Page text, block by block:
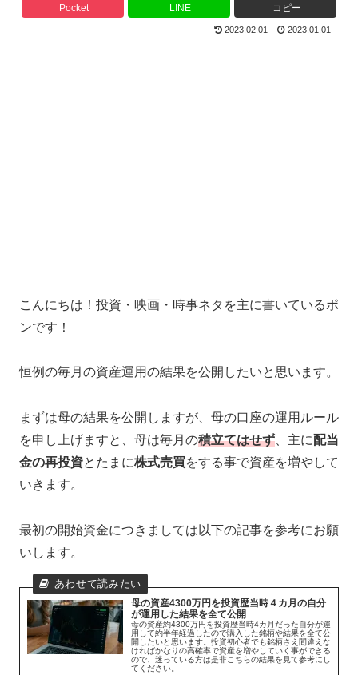
Pocket LINE コピー
2023.02.01 2023.01.01
こんにちは！投資・映画・時事ネタを主に書いているポ
ンです！
恒例の毎月の資産運用の結果を公開したいと思います。
まずは母の結果を公開しますが、母の口座の運用ルール
を申し上げますと、母は毎月の積立てはせず 、主に配当
金の再投資とたまに株式売買をする事で資産を増やして
いきます。
最初の開始資金につきましては以下の記事を参考にお願
いします。
母の資産4300万円を投資歴当時４カ月の自分
が運用した結果を全て公開
母の資産約4300万円を投資歴当時4カ月だった自分が運
用して約半年経過したので購入した銘柄や結果を全て公
開したいと思います。投資初心者でも銘柄さえ間違えな
ければかなりの高確率で資産を増やしていく事ができる
ので、迷っている方は是非こちらの結果を見て参考にし
てください。